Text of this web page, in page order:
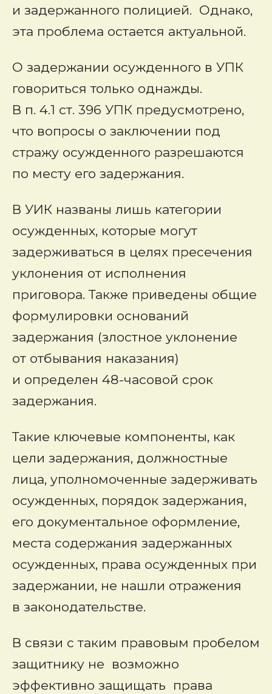
и задержанного полицией. Однако,
эта проблема остается актуальной.
О задержании осужденного в УПК
говориться только однажды.
В п. 4.1 ст. 396 УПК предусмотрено,
что вопросы о заключении под
стражу осужденного разрешаются
по месту его задержания.
В УИК названы лишь категории
осужденных, которые могут
задерживаться в целях пресечения
уклонения от исполнения
приговора. Также приведены общие
формулировки оснований
задержания (злостное уклонение
от отбывания наказания)
и определен 48-часовой срок
задержания.
Такие ключевые компоненты, как
цели задержания, должностные
лица, уполномоченные задерживать
осужденных, порядок задержания,
его документальное оформление,
места содержания задержанных
осужденных, права осужденных при
задержании, не нашли отражения
в законодательстве.
В связи с таким правовым пробелом
защитнику не возможно
эффективно защищать права